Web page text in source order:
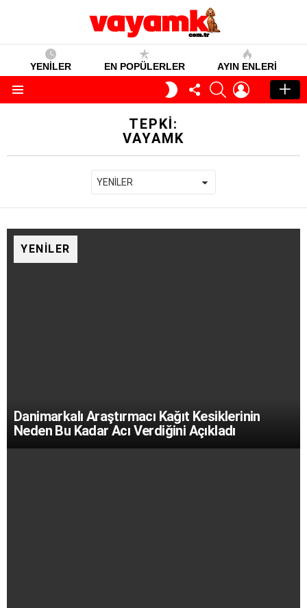
YENİLER EN POPÜLERLER AYIN ENLERI
GECE
MODU
TAKIP
ET
SEARCHGIRIŞ
TEPKI:
VAYAMK
YENILER
Danimarkalı Araştırmacı Kağıt Kesiklerinin
Neden Bu Kadar Acı Verdiğini Açıkladı